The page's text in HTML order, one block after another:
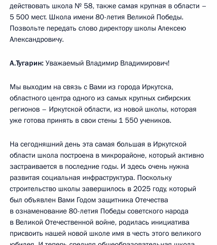
действовать школа № 58, также самая крупная в области –
5 500 мест. Школа имени 80-летия Великой Победы.
Позвольте передать слово директору школы Алексею
Александровичу.
А.Тугарин: Уважаемый Владимир Владимирович!
Мы выходим на связь с Вами из города Иркутска,
областного центра одного из самых крупных сибирских
регионов – Иркутской области, из новой школы, которая
уже готова принять в свои стены 1 550 учеников.
На сегодняшний день эта самая большая в Иркутской
области школа построена в микрорайоне, который активно
застраивается в последние годы. И здесь очень нужна
развитая социальная инфраструктура. Поскольку
строительство школы завершилось в 2025 году, который
был объявлен Вами Годом защитника Отечества
в ознаменование 80-летия Победы советского народа
в Великой Отечественной войне, родилась инициатива
присвоить нашей новой школе имя в честь этого великого